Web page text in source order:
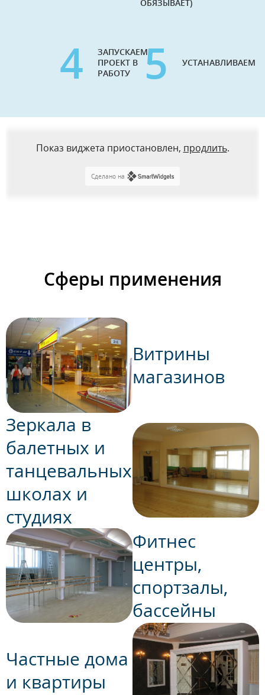
ОБЯЗЫВАЕТ)
4
ЗАПУСКАЕМ
ПРОЕКТ В
РАБОТУ
5 УСТАНАВЛИВАЕМ
Показ виджета приостановлен, продлить.
Сделано на
Сферы применения
Витрины
магазинов
Зеркала в
балетных и
танцевальных
школах и
студиях
Фитнес
центры,
спортзалы,
бассейны
Частные дома
и квартиры